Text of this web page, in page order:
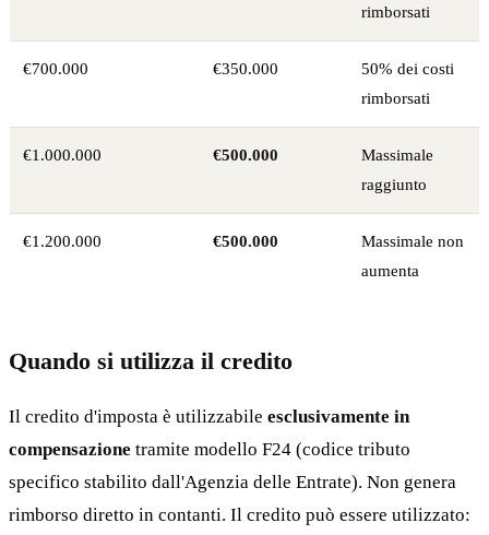
rimborsati
€700.000 €350.000
50% dei costi
rimborsati
€1.000.000 €500.000
Massimale
raggiunto
€1.200.000 €500.000
Massimale non
aumenta
Quando si utilizza il credito
Il credito d'imposta è utilizzabile esclusivamente in
compensazione tramite modello F24 (codice tributo
specifico stabilito dall'Agenzia delle Entrate). Non genera
rimborso diretto in contanti. Il credito può essere utilizzato: